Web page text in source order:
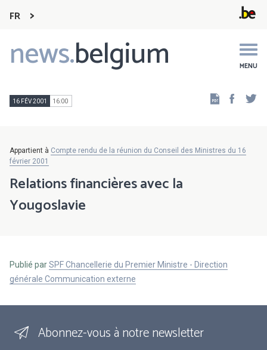
FR
news.belgium MENU
Main
navigation
16 FÉV 2001 16:00
Appartient à Compte rendu de la réunion du Conseil des Ministres du 16
février 2001
Relations financières avec la
Yougoslavie
Publié parSPF Chancellerie du Premier Ministre - Direction
générale Communication externe
Abonnez-vous à notre newsletter